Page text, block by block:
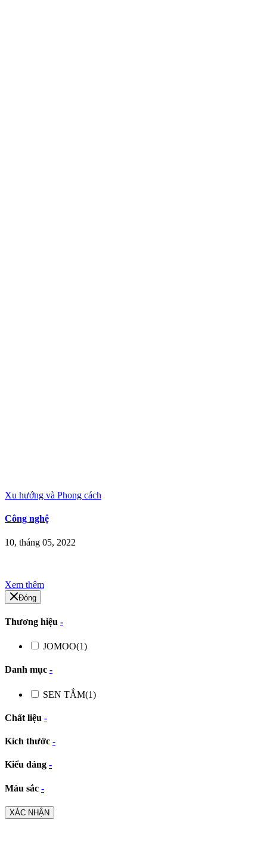
Xu hướng và Phong cách
Công nghệ
10, tháng 05, 2022
Xem thêm
Đóng
Thương hiệu -
JOMOO(1)
Danh mục -
SEN TẮM(1)
Chất liệu -
Kích thước -
Kiểu dáng -
Màu sắc -
XÁC NHẬN